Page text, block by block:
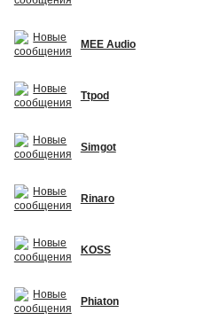
MEE Audio
Ttpod
Simgot
Rinaro
KOSS
Phiaton